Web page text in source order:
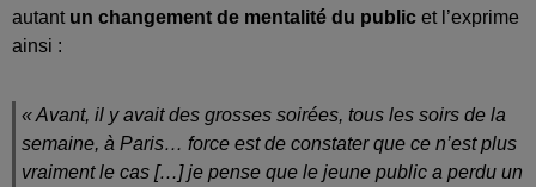
autant un changement de mentalité du public et l’exprime
ainsi :
« Avant, il y avait des grosses soirées, tous les soirs de la
semaine, à Paris… force est de constater que ce n’est plus
vraiment le cas […] je pense que le jeune public a perdu un